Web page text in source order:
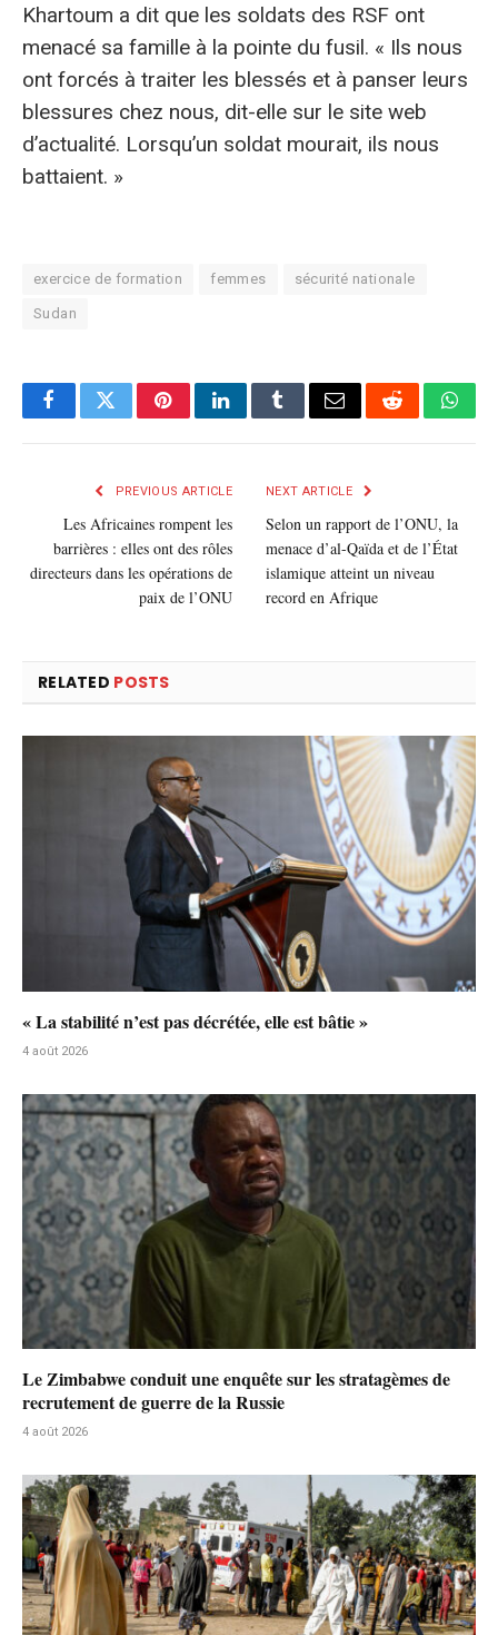
Khartoum a dit que les soldats des RSF ont
menacé sa famille à la pointe du fusil. « Ils nous
ont forcés à traiter les blessés et à panser leurs
blessures chez nous, dit-elle sur le site web
d’actualité. Lorsqu’un soldat mourait, ils nous
battaient. »
exercice de formation femmes sécurité nationale
Sudan
FacebookTwitterPinterestLinkedInTumblrE-
Reddit
PREVIOUS ARTICLE
Les Africaines rompent les
barrières : elles ont des rôles
directeurs dans les opérations de
paix de l’ONU
NEXT ARTICLE
Selon un rapport de l’ONU, la
menace d’al-Qaïda et de l’État
islamique atteint un niveau
record en Afrique
RELATED POSTS
« La stabilité n’est pas décrétée, elle est bâtie »
4 août 2026
Le Zimbabwe conduit une enquête sur les stratagèmes de
recrutement de guerre de la Russie
4 août 2026